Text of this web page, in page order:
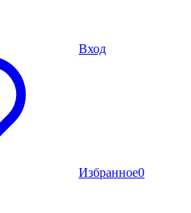
Вход
Избранное0